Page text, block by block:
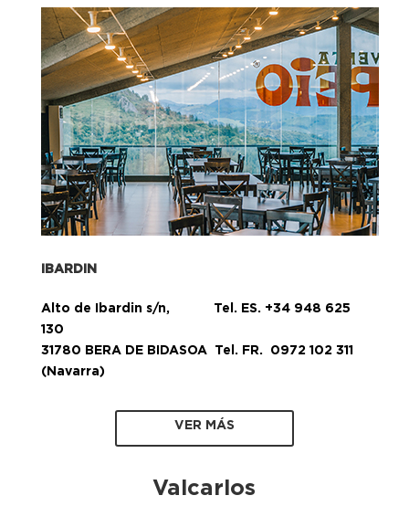
IBARDIN
Alto de Ibardin s/n, Tel. ES. +34 948 625
130
31780 BERA DE BIDASOA Tel. FR. 0972 102 311
(Navarra)
VER MÁS
Valcarlos